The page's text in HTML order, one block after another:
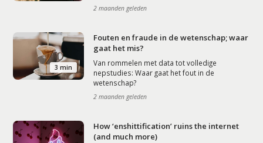
2 maanden geleden
3 min
Fouten en fraude in de wetenschap; waar
gaat het mis?
Van rommelen met data tot volledige
nepstudies: Waar gaat het fout in de
wetenschap?
2 maanden geleden
How ‘enshittification’ ruins the internet
(and much more)